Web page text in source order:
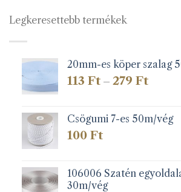
Legkeresettebb termékek
20mm-es köper szalag
113 Ft – 279 Ft
279 Ft
Csögumi 7-es 50m/vég
100 Ft
106006 Szatén
30m/vég